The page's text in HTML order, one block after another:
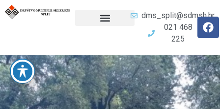
dms_split@sdmsh.hr
021 468
225